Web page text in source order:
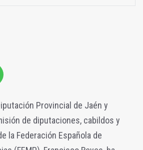
Provincial de Jaén y
de diputaciones, cabildos y
la Federación Española de